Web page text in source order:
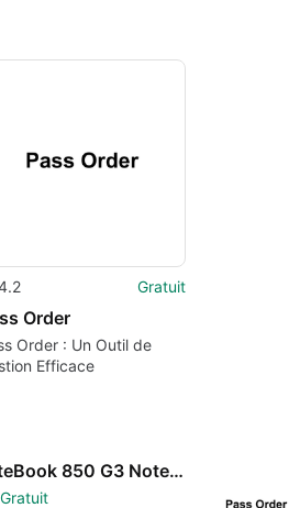
Gratuit
Order
Order : Un Outil de
Efficace
HP EliteBook 850 G3 Notebook PC drivers
Gratuit